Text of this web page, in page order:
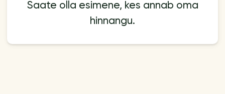
Saate olla esimene, kes annab oma
hinnangu.